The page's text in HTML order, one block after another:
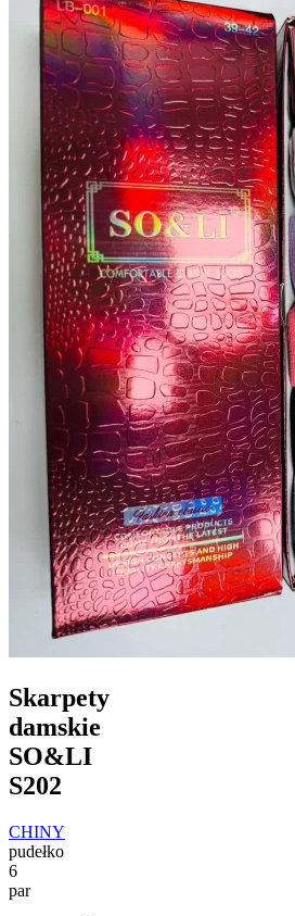
Skarpety
damskie
SO&LI
S202
CHINY
pudełko
6
par